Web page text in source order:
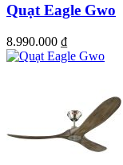
Quạt Eagle Gwo
8.990.000 ₫